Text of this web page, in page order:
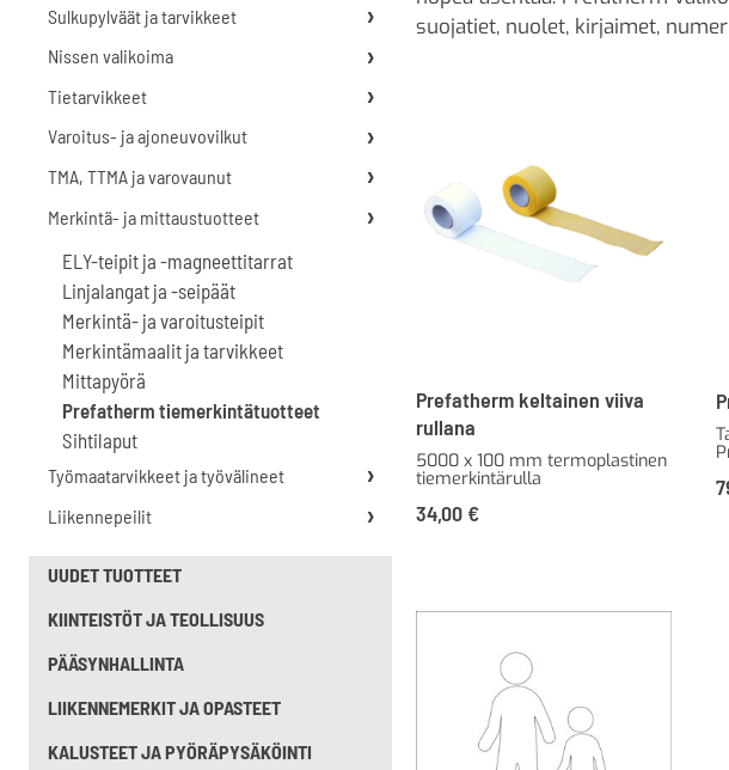
Sulkupylväät ja tarvikkeet
Nissen valikoima
Tietarvikkeet
Varoitus- ja ajoneuvovilkut
TMA, TTMA ja varovaunut
Merkintä- ja mittaustuotteet
ELY-teipit ja -magneettitarrat
Linjalangat ja -seipäät
Merkintä- ja varoitusteipit
Merkintämaalit ja tarvikkeet
Mittapyörä
Prefatherm tiemerkintätuotteet
Sihtilaput
Työmaatarvikkeet ja työvälineet
Liikennepeilit
UUDET TUOTTEET
KIINTEISTÖT JA TEOLLISUUS
PÄÄSYNHALLINTA
LIIKENNEMERKIT JA OPASTEET
KALUSTEET JA PYÖRÄPYSÄKÖINTI
suojatiet, nuolet, kirjaimet,
Prefatherm keltainen viiva
rullana
5000 x 100 mm termoplastinen
tiemerkintärulla
34,00 €